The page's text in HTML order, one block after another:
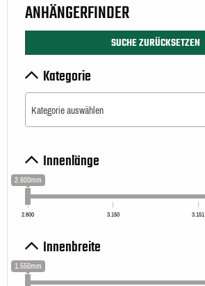
ANHÄNGERFINDER
SUCHE ZURÜCKSETZEN
Kategorie
Kategorie auswählen
Innenlänge
2.600mm
2.600 3.150 3.151
Innenbreite
1.550mm